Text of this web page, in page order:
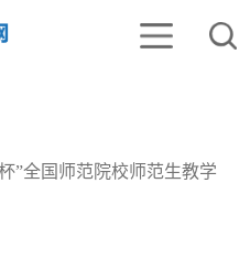
”全国师范院校师范生教学